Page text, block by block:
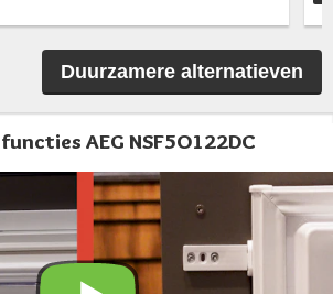
Duurzamere alternatieven
AEG NSF5O122DC